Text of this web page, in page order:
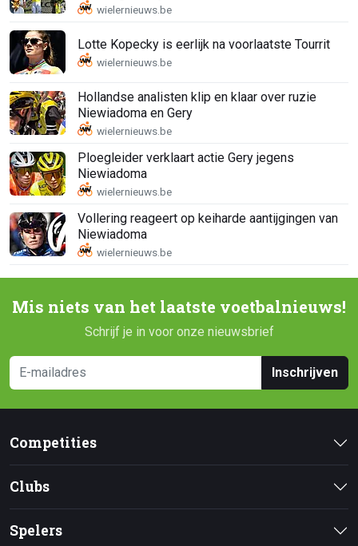
Lotte Kopecky is eerlijk na voorlaatste Tourrit
Hollandse analisten klip en klaar over ruzie
Niewiadoma en Gery
Ploegleider verklaart actie Gery jegens
Niewiadoma
Vollering reageert op keiharde aantijgingen van
Niewiadoma
Mis niets van het laatste voetbalnieuws!
Schrijf je in voor onze nieuwsbrief
Inschrijven
Competities
Clubs
Spelers